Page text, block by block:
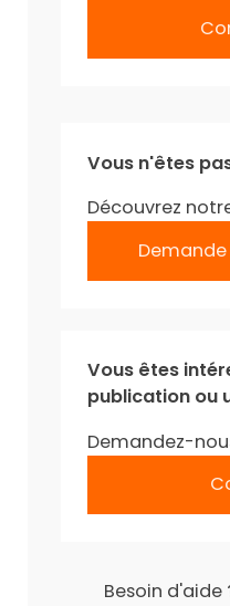
Vous n'êtes
Découvrez
Vous êtes
publication ou
Demandez-
Besoin d'aide